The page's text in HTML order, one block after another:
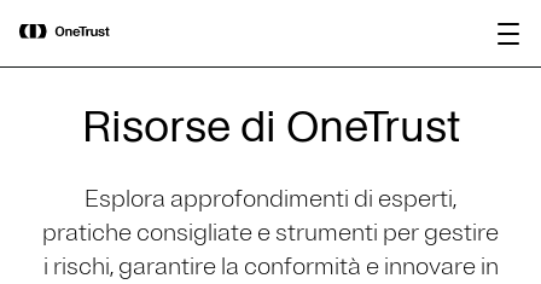
OneTrust nominata “Visionaria” nel
Magic Quadrant™ 2026 di Gartner®
per le piattaforme di governance
Risorse di OneTrust
Esplora approfondimenti di esperti,
pratiche consigliate e strumenti per gestire
i rischi, garantire la conformità e innovare in